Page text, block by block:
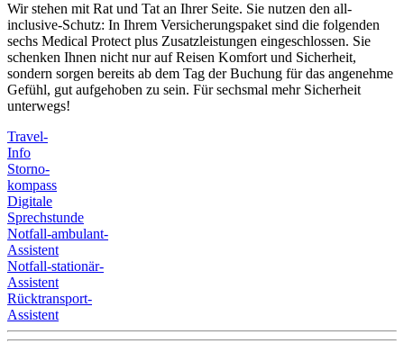
Wir stehen mit Rat und Tat an Ihrer Seite. Sie nutzen den all-
inclusive-Schutz: In Ihrem Versicherungspaket sind die folgenden
sechs Medical Protect plus Zusatzleistungen eingeschlossen. Sie
schenken Ihnen nicht nur auf Reisen Komfort und Sicherheit,
sondern sorgen bereits ab dem Tag der Buchung für das angenehme
Gefühl, gut aufgehoben zu sein. Für sechsmal mehr Sicherheit
unterwegs!
Travel-
Info
Storno-
kompass
Digitale
Sprechstunde
Notfall-ambulant-
Assistent
Notfall-stationär-
Assistent
Rücktransport-
Assistent